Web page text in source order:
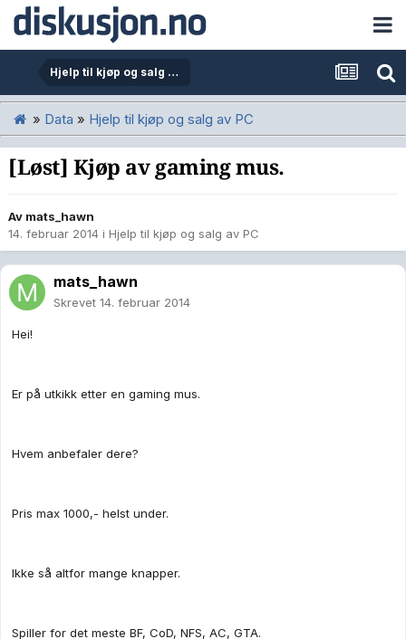
Hjelp til kjøp og salg av PC
» Data » Hjelp til kjøp og salg av PC
[Løst] Kjøp av gaming mus.
Av mats_hawn
14. februar 2014 i Hjelp til kjøp og salg av PC
mats_hawn
Skrevet 14. februar 2014
Hei!
Er på utkikk etter en gaming mus.
Hvem anbefaler dere?
Pris max 1000,- helst under.
Ikke så altfor mange knapper.
Spiller for det meste BF, CoD, NFS, AC, GTA.